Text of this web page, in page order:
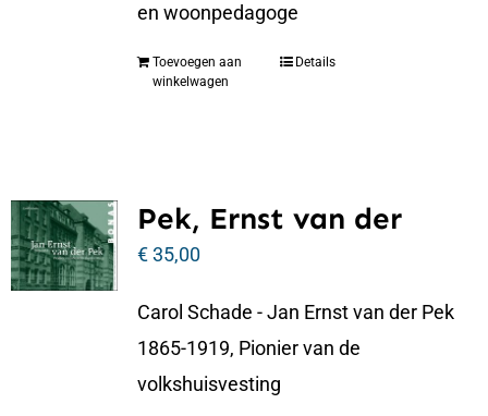
en woonpedagoge
Toevoegen aan
winkelwagen
Details
Pek, Ernst van der
€35,00
Carol Schade - Jan Ernst van der Pek
1865-1919, Pionier van de
volkshuisvesting